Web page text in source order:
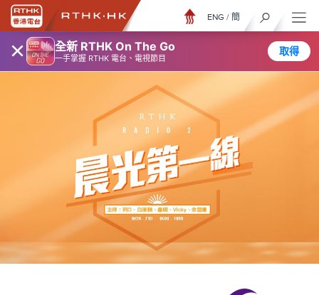
× 全新 RTHK On The Go
一手掌握 RTHK 電台、電視節目
取得
ENG / 簡